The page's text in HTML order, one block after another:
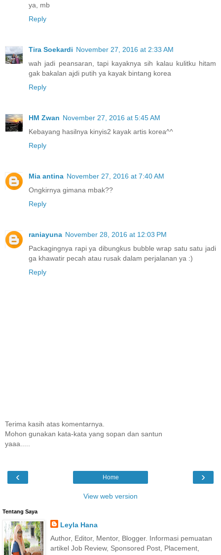
ya, mb
Reply
Tira Soekardi November 27, 2016 at 2:33 AM
wah jadi peansaran, tapi kayaknya sih kalau kulitku hitam
gak bakalan ajdi putih ya kayak bintang korea
Reply
HM Zwan November 27, 2016 at 5:45 AM
Kebayang hasilnya kinyis2 kayak artis korea^^
Reply
Mia antina November 27, 2016 at 7:40 AM
Ongkirnya gimana mbak??
Reply
raniayuna November 28, 2016 at 12:03 PM
Packagingnya rapi ya dibungkus bubble wrap satu satu jadi
ga khawatir pecah atau rusak dalam perjalanan ya :)
Reply
Terima kasih atas komentarnya.
Mohon gunakan kata-kata yang sopan dan santun
yaaa.....
‹ ›
Home
View web version
Tentang Saya
Leyla Hana
Author, Editor, Mentor, Blogger. Informasi pemuatan
artikel Job Review, Sponsored Post, Placement,